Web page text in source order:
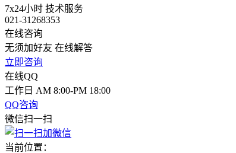
7x24小时 技术服务
021-31268353
在线咨询
无须加好友 在线解答
立即咨询
在线QQ
工作日 AM 8:00-PM 18:00
QQ咨询
微信扫一扫
当前位置：